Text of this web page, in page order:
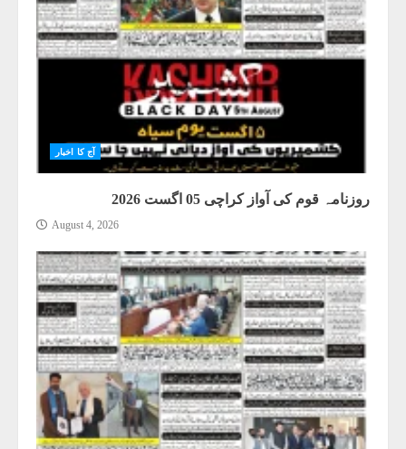
آج کا اخبار
روزنامہ قوم کی آواز کراچی 05 اگست 2026
August 4, 2026